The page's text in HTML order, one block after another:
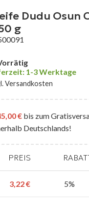
Dudu Osun
g
1-3 Werktage
Versandkosten
€bis zum
Deutschlands!
PREIS
3,22€ 5%